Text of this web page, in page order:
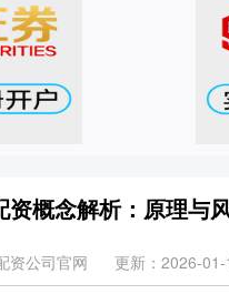
概念解析：原理与
资公司官网 更新：2026-